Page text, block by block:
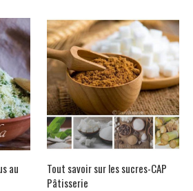
au
Tout savoir sur les sucres-CAP
Pâtisserie